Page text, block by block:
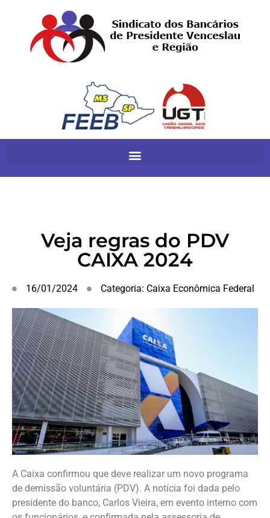
Veja regras do PDV
CAIXA 2024
16/01/2024 Categoria: Caixa Econômica Federal
A Caixa confirmou que deve realizar um novo programa
de demissão voluntária (PDV). A notícia foi dada pelo
presidente do banco, Carlos Vieira, em evento interno com